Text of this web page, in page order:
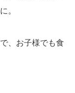
。
、お子様でも食